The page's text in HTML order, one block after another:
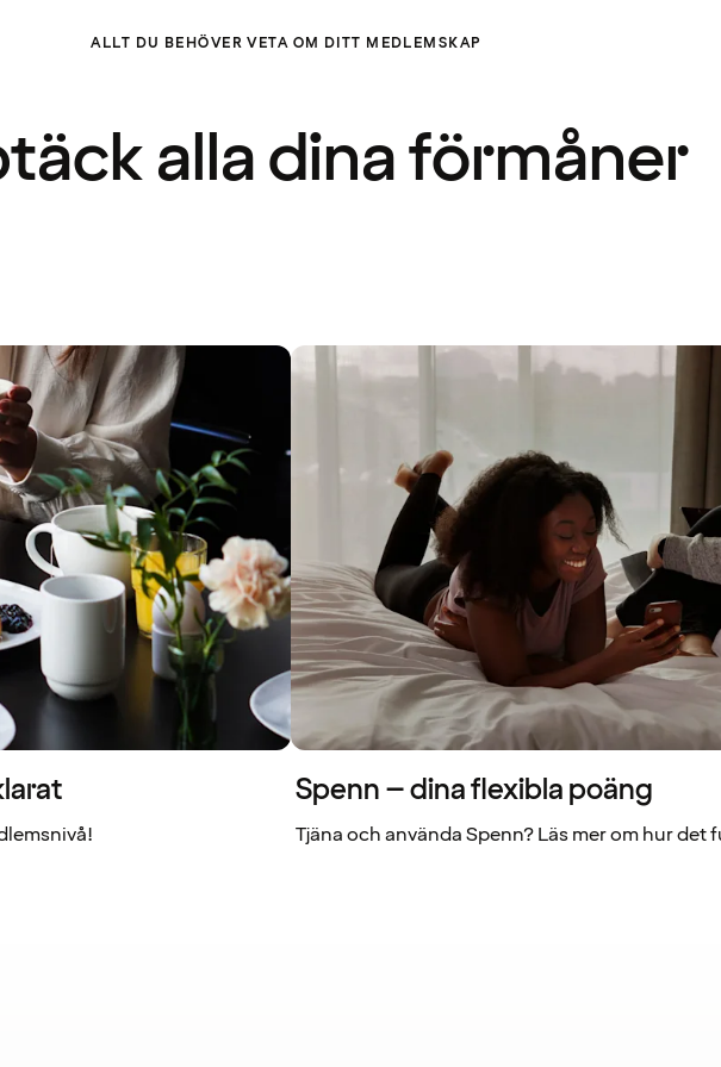
ALLT DU BEHÖVER VETA OM DITT MEDLEMSKAP
alla dina förmåner
Spenn – dina flexibla poäng
Tjäna och använda Spenn? Läs mer om hur det